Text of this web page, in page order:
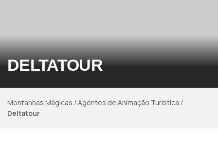
DELTATOUR
Montanhas Mágicas /Agentes de Animação Turística /
Deltatour